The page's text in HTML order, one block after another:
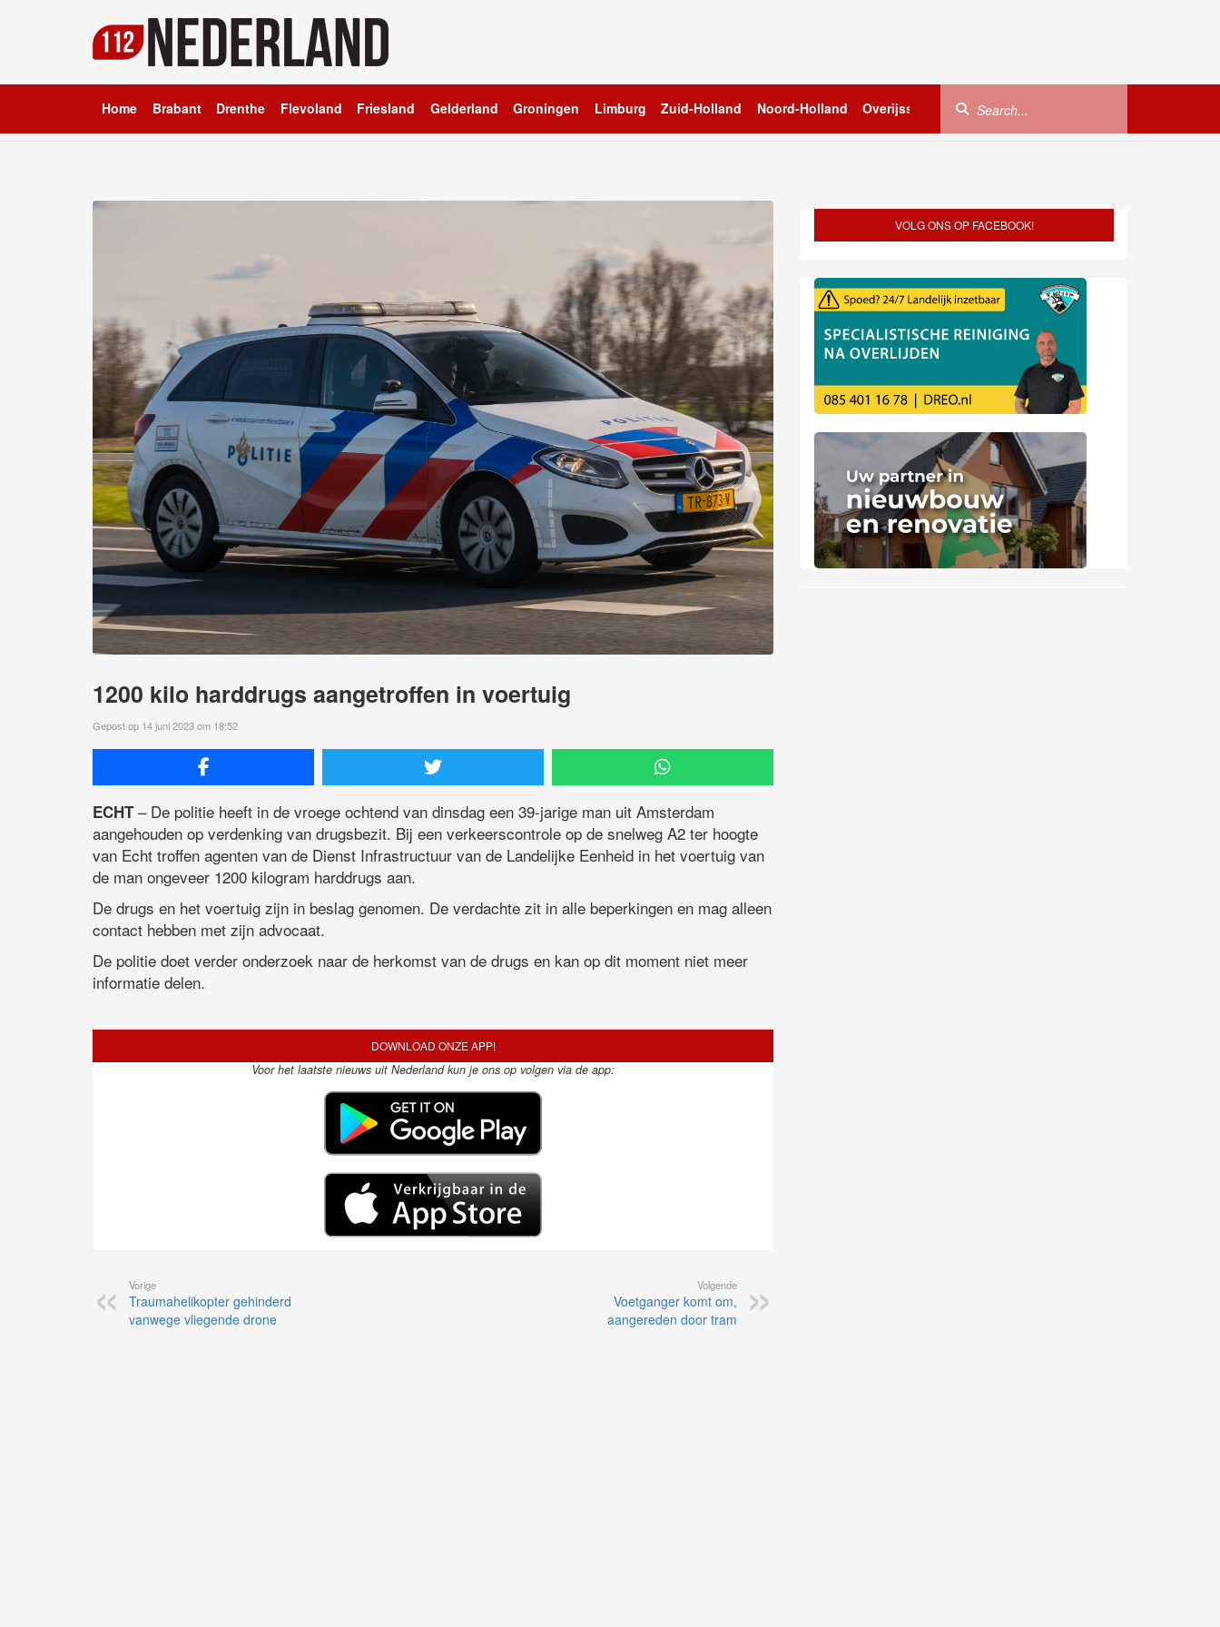
Home Brabant Drenthe Flevoland Friesland Gelderland Groningen Limburg Zuid-Holland Noord-Holland Overijssel Utrecht Zeeland
1200 kilo harddrugs aangetroffen in voertuig
Gepost op 14 juni 2023 om 18:52
ECHT– De politie heeft in de vroege ochtend van dinsdag een 39-jarige man uit Amsterdam
aangehouden op verdenking van drugsbezit. Bij een verkeerscontrole op de snelweg A2 ter hoogte
van Echt troffen agenten van de Dienst Infrastructuur van de Landelijke Eenheid in het voertuig van
de man ongeveer 1200 kilogram harddrugs aan.
De drugs en het voertuig zijn in beslag genomen. De verdachte zit in alle beperkingen en mag alleen
contact hebben met zijn advocaat.
De politie doet verder onderzoek naar de herkomst van de drugs en kan op dit moment niet meer
informatie delen.
DOWNLOAD ONZE APP!
Voor het laatste nieuws uit Nederland kun je ons op volgen via de app:
Vorige
Traumahelikopter gehinderd
vanwege vliegende drone
Volgende
Voetganger komt om,
aangereden door tram
VOLG ONS OP FACEBOOK!